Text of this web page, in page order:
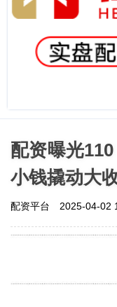
配资曝光
小钱撬动大
配资平台 2025-04-02